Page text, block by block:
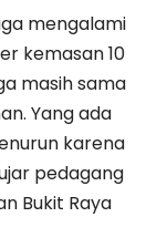
mengalami
kemasan 10
masih sama
Yang ada
karena
pedagang
Bukit Raya